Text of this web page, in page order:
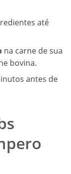
até
na carne de sua
bovina.
antes de